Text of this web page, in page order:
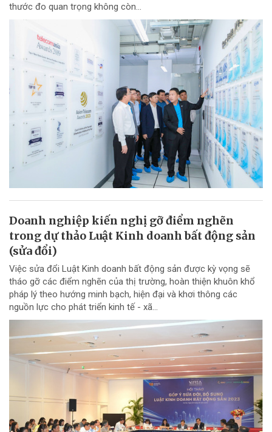
thước đo quan trọng không còn...
Doanh nghiệp kiến nghị gỡ điểm nghẽn
trong dự thảo Luật Kinh doanh bất động sản
(sửa đổi)
Việc sửa đổi Luật Kinh doanh bất động sản được kỳ vọng sẽ
tháo gỡ các điểm nghẽn của thị trường, hoàn thiện khuôn khổ
pháp lý theo hướng minh bạch, hiện đại và khơi thông các
nguồn lực cho phát triển kinh tế - xã...